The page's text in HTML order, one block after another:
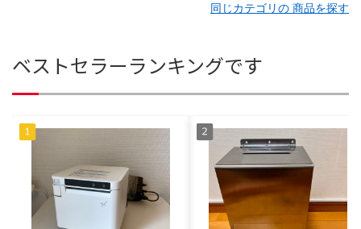
同じカテゴリの 商品を探す
ベストセラーランキングです